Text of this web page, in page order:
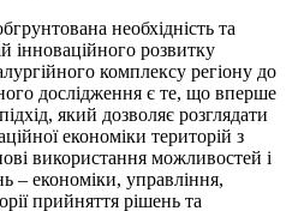
необхідність та
інноваційного розвитку
комплексу регіону до
дослідження є те, що вперше
який дозволяє розглядати
економіки територій з
використання можливостей і
– економіки, управління,
прийняття рішень та